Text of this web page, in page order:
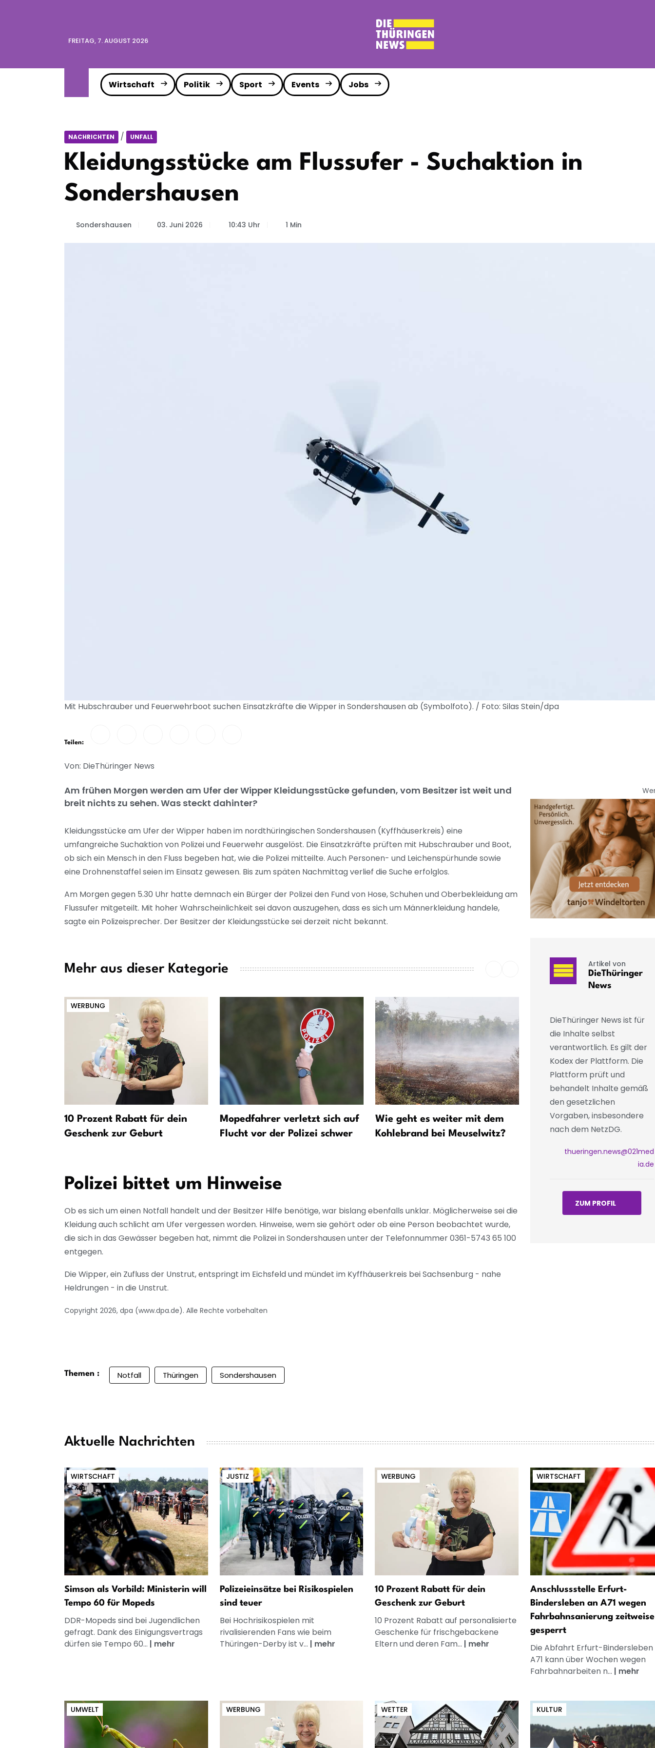
FREITAG, 7. AUGUST 2026
Wirtschaft Politik Sport Events Jobs
NACHRICHTEN / UNFALL
Kleidungsstücke am Flussufer - Suchaktion in
Sondershausen
Sondershausen 03. Juni 2026 10:43 Uhr 1 Min
Mit Hubschrauber und Feuerwehrboot suchen Einsatzkräfte die Wipper in Sondershausen ab (Symbolfoto). / Foto: Silas Stein/dpa
Teilen:
Von: DieThüringer News
Am frühen Morgen werden am Ufer der Wipper Kleidungsstücke gefunden, vom Besitzer ist weit und
breit nichts zu sehen. Was steckt dahinter?
Kleidungsstücke am Ufer der Wipper haben im nordthüringischen Sondershausen (Kyffhäuserkreis) eine
umfangreiche Suchaktion von Polizei und Feuerwehr ausgelöst. Die Einsatzkräfte prüften mit Hubschrauber und Boot,
ob sich ein Mensch in den Fluss begeben hat, wie die Polizei mitteilte. Auch Personen- und Leichenspürhunde sowie
eine Drohnenstaffel seien im Einsatz gewesen. Bis zum späten Nachmittag verlief die Suche erfolglos.
Am Morgen gegen 5.30 Uhr hatte demnach ein Bürger der Polizei den Fund von Hose, Schuhen und Oberbekleidung am
Flussufer mitgeteilt. Mit hoher Wahrscheinlichkeit sei davon auszugehen, dass es sich um Männerkleidung handele,
sagte ein Polizeisprecher. Der Besitzer der Kleidungsstücke sei derzeit nicht bekannt.
Mehr aus dieser Kategorie
WERBUNG
10 Prozent Rabatt für dein
Geschenk zur Geburt
Mopedfahrer verletzt sich auf
Flucht vor der Polizei schwer
Wie geht es weiter mit dem
Kohlebrand bei Meuselwitz?
Notarztwagen auf A4
verunfallt -
verletzt
Polizei bittet um Hinweise
Ob es sich um einen Notfall handelt und der Besitzer Hilfe benötige, war bislang ebenfalls unklar. Möglicherweise sei die
Kleidung auch schlicht am Ufer vergessen worden. Hinweise, wem sie gehört oder ob eine Person beobachtet wurde,
die sich in das Gewässer begeben hat, nimmt die Polizei in Sondershausen unter der Telefonnummer 0361-5743 65 100
entgegen.
Die Wipper, ein Zufluss der Unstrut, entspringt im Eichsfeld und mündet im Kyffhäuserkreis bei Sachsenburg - nahe
Heldrungen - in die Unstrut.
Copyright 2026, dpa (www.dpa.de). Alle Rechte vorbehalten
Artikel von
DieThüringer
News
DieThüringer News ist für
die Inhalte selbst
verantwortlich. Es gilt der
Kodex der Plattform. Die
Plattform prüft und
behandelt Inhalte gemäß
den gesetzlichen
Vorgaben, insbesondere
nach dem NetzDG.
thueringen.news@021med
ia.de
ZUM PROFIL
Themen : Notfall Thüringen Sondershausen
Aktuelle Nachrichten
WIRTSCHAFT
Simson als Vorbild: Ministerin will
Tempo 60 für Mopeds
DDR-Mopeds sind bei Jugendlichen
gefragt. Dank des Einigungsvertrags
dürfen sie Tempo 60... | mehr
JUSTIZ
Polizeieinsätze bei Risikospielen
sind teuer
Bei Hochrisikospielen mit
rivalisierenden Fans wie beim
Thüringen-Derby ist v... | mehr
WERBUNG
10 Prozent Rabatt für dein
Geschenk zur Geburt
10 Prozent Rabatt auf personalisierte
Geschenke für frischgebackene
Eltern und deren Fam... | mehr
WIRTSCHAFT
Anschlussstelle Erfurt-
Bindersleben an A71 wegen
Fahrbahnsanierung zeitweise
gesperrt
Die Abfahrt Erfurt-Bindersleben
A71 kann über Wochen wegen
Fahrbahnarbeiten n... | mehr
UMWELT WERBUNG WETTER KULTUR